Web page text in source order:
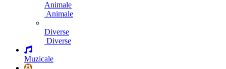
Animale
Animale
Diverse
Diverse
Muzicale